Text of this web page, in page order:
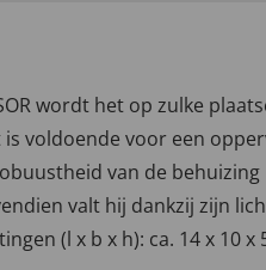
wordt het op zulke
voldoende voor een
van de behuizing
valt hij dankzij zijn
(l x b x h): ca. 14 x 10 x